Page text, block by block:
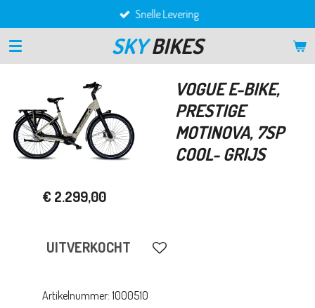
direct
naar
de
SKY BIKES
Snelle Levering
VOGUE E-BIKE,
PRESTIGE
MOTINOVA, 7SP
COOL- GRIJS
€ 2.299,00
UITVERKOCHT
Artikelnummer: 1000510